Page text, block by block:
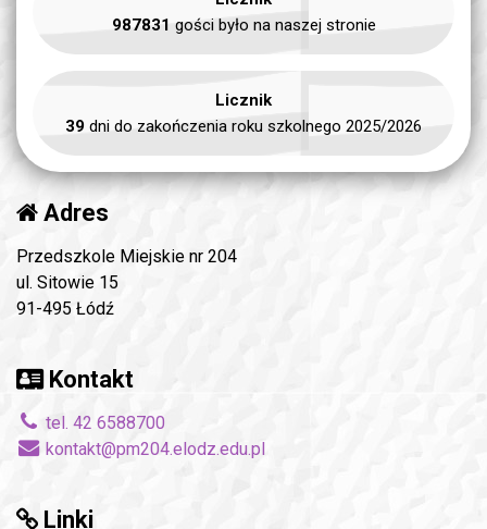
987831 gości było na naszej stronie
Licznik
39 dni do zakończenia roku szkolnego 2025/2026
Adres
Przedszkole Miejskie nr 204
ul. Sitowie 15
91-495 Łódź
Kontakt
tel. 42 6588700
kontakt@pm204.elodz.edu.pl
Linki